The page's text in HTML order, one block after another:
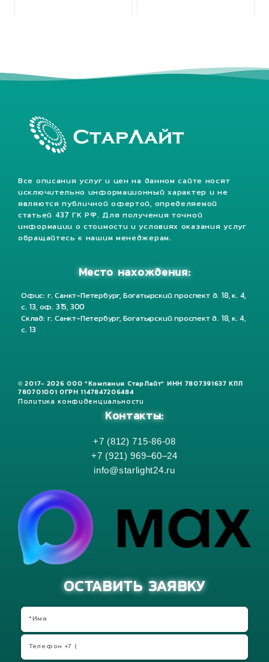
Все описания услуг и цен на данном сайте носят
исключительно информационный характер и не
являются публичной офертой, определяемой
статьей 437 ГК РФ. Для получения точной
информации о стоимости и условиях оказания услуг
обращайтесь к нашим менеджерам.
Место нахождения:
Офис: г. Санкт-Петербург, Богатырский проспект д. 18, к. 4,
с. 13, оф. 315, 300
Склад: г. Санкт-Петербург, Богатырский проспект д. 18, к. 4,
с. 13
© 2017- 2026 ООО "Компания СтарЛайт" ИНН 7807391637 КПП
780701001 ОГРН 1147847206484
Политика конфиденциальности
Контакты:
+7 (812) 715-86-08
+7 (921) 969–60–24
info@starlight24.ru
ОСТАВИТЬ ЗАЯВКУ